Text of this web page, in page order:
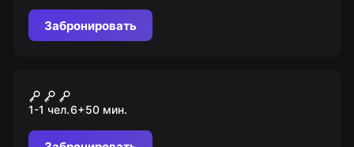
Забронировать
Half-Life: Alyx
1-1 чел.6+50 мин.